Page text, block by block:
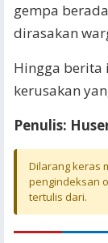
gempa
dirasakan
Hingga
kerusakan
Penulis:
Dilarang keras
pengindeksan
tertulis dari.